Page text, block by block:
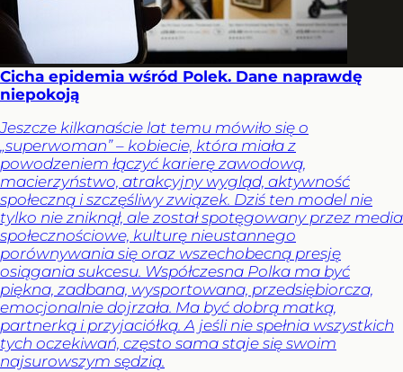
Cicha epidemia wśród Polek. Dane naprawdę
niepokoją
Jeszcze kilkanaście lat temu mówiło się o
„superwoman” – kobiecie, która miała z
powodzeniem łączyć karierę zawodową,
macierzyństwo, atrakcyjny wygląd, aktywność
społeczną i szczęśliwy związek. Dziś ten model nie
tylko nie zniknął, ale został spotęgowany przez media
społecznościowe, kulturę nieustannego
porównywania się oraz wszechobecną presję
osiągania sukcesu. Współczesna Polka ma być
piękna, zadbana, wysportowana, przedsiębiorcza,
emocjonalnie dojrzała. Ma być dobrą matką,
partnerką i przyjaciółką. A jeśli nie spełnia wszystkich
tych oczekiwań, często sama staje się swoim
najsurowszym sędzią.